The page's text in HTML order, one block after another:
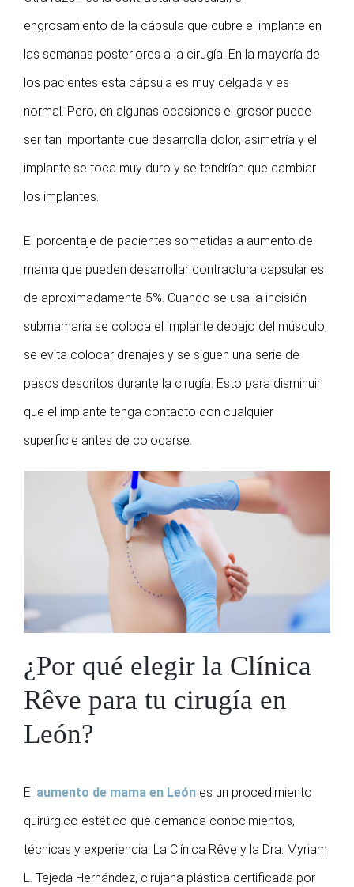
engrosamiento de la cápsula que cubre el implante en
las semanas posteriores a la cirugía. En la mayoría de
los pacientes esta cápsula es muy delgada y es
normal. Pero, en algunas ocasiones el grosor puede
ser tan importante que desarrolla dolor, asimetría y el
implante se toca muy duro y se tendrían que cambiar
los implantes.
El porcentaje de pacientes sometidas a aumento de
mama que pueden desarrollar contractura capsular es
de aproximadamente 5%. Cuando se usa la incisión
submamaria se coloca el implante debajo del músculo,
se evita colocar drenajes y se siguen una serie de
pasos descritos durante la cirugía. Esto para disminuir
que el implante tenga contacto con cualquier
superficie antes de colocarse.
¿Por qué elegir la Clínica
Rêve para tu cirugía en
León?
El aumento de mama en León es un procedimiento
quirúrgico estético que demanda conocimientos,
técnicas y experiencia. La Clínica Rêve y la Dra. Myriam
L. Tejeda Hernández, cirujana plástica certificada por